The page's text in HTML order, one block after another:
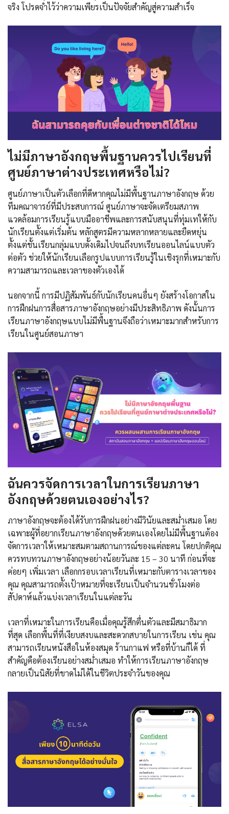
จริง โปรดจำไว้ว่าความเพียรเป็นปัจจัยสำคัญสู่ความสำเร็จ
ไม่มีภาษาอังกฤษพื้นฐานควรไปเรียนที่
ศูนย์ภาษาต่างประเทศหรือไม่?
ศูนย์ภาษาเป็นตัวเลือกที่ดีหากคุณไม่มีพื้นฐานภาษาอังกฤษ ด้วย
ทีมคณาจารย์ที่มีประสบการณ์ ศูนย์ภาษาจะจัดเตรียมสภาพ
แวดล้อมการเรียนรู้แบบมืออาชีพและการสนับสนุนที่ทุ่มเทให้กับ
นักเรียนตั้งแต่เริ่มต้น หลักสูตรมีความหลากหลายและยืดหยุ่น
ตั้งแต่ชั้นเรียนกลุ่มแบบดั้งเดิมไปจนถึงบทเรียนออนไลน์แบบตัว
ต่อตัว ช่วยให้นักเรียนเลือกรูปแบบการเรียนรู้ในเชิงรุกที่เหมาะกับ
ความสามารถและเวลาของตัวเองได้
นอกจากนี้ การมีปฏิสัมพันธ์กับนักเรียนคนอื่นๆ ยังสร้างโอกาสใน
การฝึกฝนการสื่อสารภาษาอังกฤษอย่างมีประสิทธิภาพ ดังนั้นการ
เรียนภาษาอังกฤษแบบไม่มีพื้นฐานจึงถือว่าเหมาะมากสำหรับการ
เรียนในศูนย์สอนภาษา
ฉันควรจัดการเวลาในการเรียนภาษา
อังกฤษด้วยตนเองอย่างไร?
ภาษาอังกฤษจะต้องได้รับการฝึกฝนอย่างมีวินัยและสม่ำเสมอ โดย
เฉพาะผู้ที่อยากเรียนภาษาอังกฤษด้วยตนเองโดยไม่มีพื้นฐานต้อง
จัดการเวลาให้เหมาะสมตามสถานการณ์ของแต่ละคน โดยปกติคุณ
ควรทบทวนภาษาอังกฤษอย่างน้อยวันละ 15 – 30 นาที ก่อนที่จะ
ค่อยๆ เพิ่มเวลา เลือกกรอบเวลาเรียนที่เหมาะกับตารางเวลาของ
คุณ คุณสามารถตั้งเป้าหมายที่จะเรียนเป็นจำนวนชั่วโมงต่อ
สัปดาห์แล้วแบ่งเวลาเรียนในแต่ละวัน
เวลาที่เหมาะในการเรียนคือเมื่อคุณรู้สึกตื่นตัวและมีสมาธิมาก
ที่สุด เลือกพื้นที่ที่เงียบสงบและสะดวกสบายในการเรียน เช่น คุณ
สามารถเรียนหนังสือในห้องสมุด ร้านกาแฟ หรือที่บ้านก็ได้ ที่
สำคัญคือต้องเรียนอย่างสม่ำเสมอ ทำให้การเรียนภาษาอังกฤษ
กลายเป็นนิสัยที่ขาดไม่ได้ในชีวิตประจำวันของคุณ